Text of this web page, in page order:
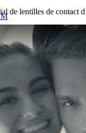
en Ville
de lentilles de contact